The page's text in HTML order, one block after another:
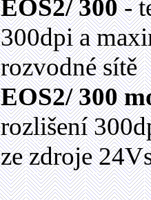
EOS2/ 300-
300dpi a
rozvodné sítě
EOS2/ 300
rozlišení
ze zdroje